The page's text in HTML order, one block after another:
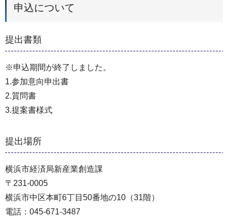
申込について
提出書類
※申込期間が終了しました。
1.参加意向申出書
2.質問書
3.提案書様式
提出場所
横浜市経済局新産業創造課
〒231-0005
横浜市中区本町6丁目50番地の10（31階）
電話：045-671-3487